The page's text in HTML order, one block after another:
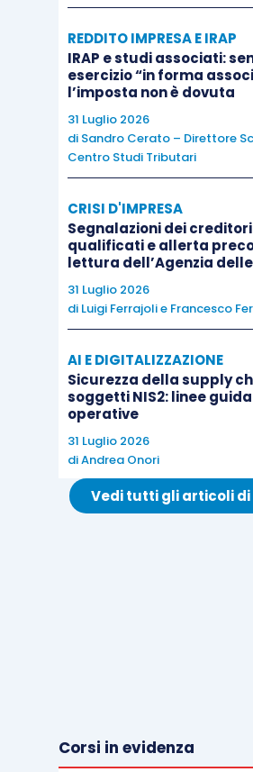
V Incontro
Bilancio e contabilità delle
fiscalità
cooperative
Le riserve indivisibili:
contabili
La destinazione dell’utile
ristorni secondo i
La tassazione dei vari tipi
CORPO DOCENTE
REDDITO IMPRESA E IRAP
IRAP e studi associati:
esercizio “in forma
l’imposta non è dovuta
31 Luglio 2026
di Sandro Cerato – Direttore
Centro Studi Tributari
CRISI D'IMPRESA
Segnalazioni dei
qualificati e allerta
lettura dell’Agenzia
31 Luglio 2026
di Luigi Ferrajolie Francesco
AI E DIGITALIZZAZIONE
Sicurezza della supply
soggetti NIS2: linee
operative
31 Luglio 2026
diAndrea Onori
Vedi tutti gli articoli di
Corsi in evidenza